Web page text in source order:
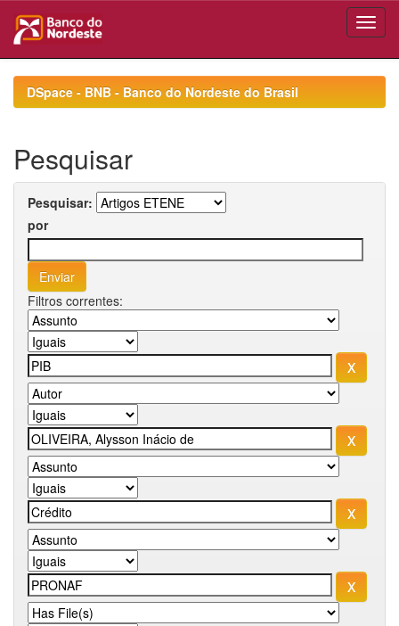
navigationDSpace - BNB - Banco do Nordeste do Brasil
Pesquisar
Pesquisar:
por
Filtros correntes: